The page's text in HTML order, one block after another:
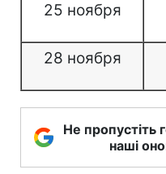
25 ноября
28 ноября
Не пропустіть
наші